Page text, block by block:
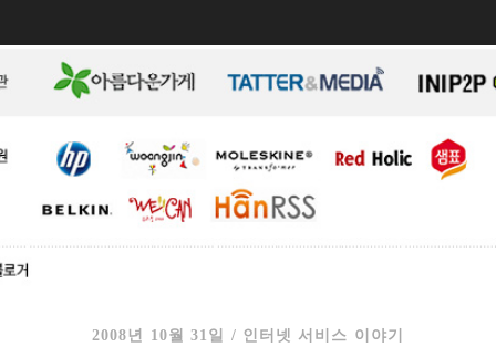
2008년 10월 31일 / 인터넷 서비스 이야기